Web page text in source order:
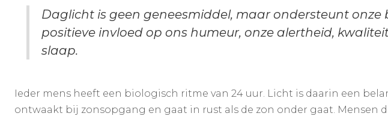
Daglicht is geen geneesmiddel, maar ondersteunt onze
positieve invloed op ons humeur, onze alertheid,
slaap.
Ieder mens heeft een biologisch ritme van 24 uur. Licht is daarin een
ontwaakt bij zonsopgang en gaat in rust als de zon onder gaat. Mensen